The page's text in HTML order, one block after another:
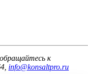
к
info@konsaltpro.ru